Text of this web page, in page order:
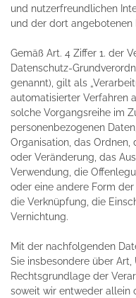
und nutzerfreundlichen
und der dort angebotenen
Gemäß Art. 4 Ziffer 1. der
Datenschutz-
genannt), gilt als
automatisierter Verfahren
solche Vorgangsreihe im
personenbezogenen
Organisation, das Ordnen,
oder Veränderung, das
Verwendung, die
oder eine andere Form
die Verknüpfung, die
Vernichtung.
Mit der nachfolgenden
Sie insbesondere über
Rechtsgrundlage der
soweit wir entweder allein